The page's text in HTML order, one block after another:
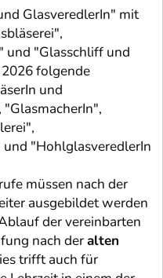
GlasveredlerIn" mit
und "Glasschliff und
folgende
und
"HohlglasveredlerIn
müssen nach der
ausgebildet werden
der vereinbarten
nach deralten
trifft auch für